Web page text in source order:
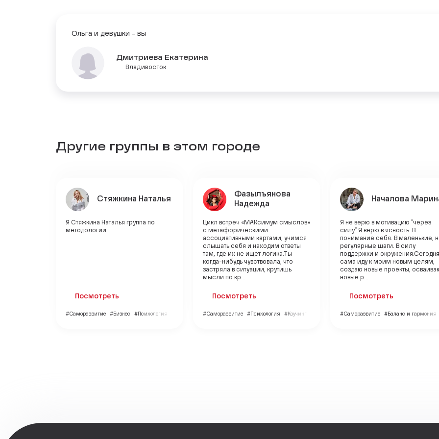
Ольга и девушки - вы
Дмитриева Екатерина
Владивосток
Другие группы в этом городе
Стяжкина Наталья
Я Стяжкина Наталья группа по
методологии
Посмотреть
#Саморазвитие #Бизнес #Психология
Фазылъянова
Надежда
Цикл встреч «МАКсимум смыслов»
с метафорическими
ассоциативными картами, учимся
слышать себя и находим ответы
там, где их не ищет логика.Ты
когда-нибудь чувствовала, что
застряла в ситуации, крутишь
мысли по кр...
Посмотреть
#Саморазвитие #Психология #Коучинг
Началова
Я не верю в мотивацию "через
силу".Я верю в ясность. В
понимание себя. В маленькие,
регулярные шаги. В силу
поддержки и
сама иду к моим новым целям,
создаю новые проекты,
новые р...
Посмотреть
#Саморазвитие #Баланс и гармония